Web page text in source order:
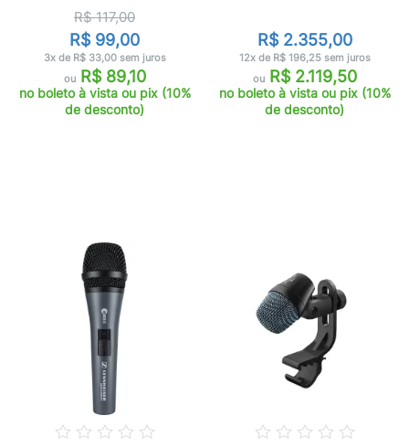
R$ 117,00
R$ 99,00
3x de R$ 33,00 sem juros
ouR$ 89,10
no boleto à vista ou pix (10%
de desconto)
R$ 2.355,00
12x de R$ 196,25 sem juros
ouR$ 2.119,50
no boleto à vista ou pix (10%
de desconto)